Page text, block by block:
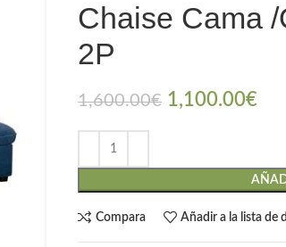
Chaise Cama
2P
1,600.00€ 1,100.00€
Compara Añadir a la lista de